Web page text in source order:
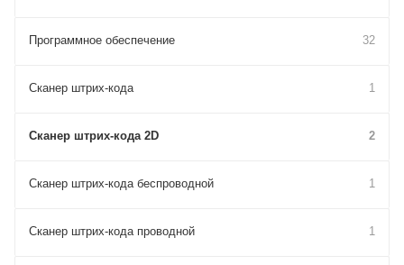
Программное обеспечение 32
Сканер штрих-кода 1
Сканер штрих-кода 2D 2
Сканер штрих-кода беспроводной 1
Сканер штрих-кода проводной 1